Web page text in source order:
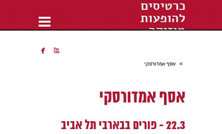
כרטיסים
להופעות
מוזיקה
 
» אסף אמדורסקי
אסף אמדורסקי
22.3 - פורים בבארבי תל אביב